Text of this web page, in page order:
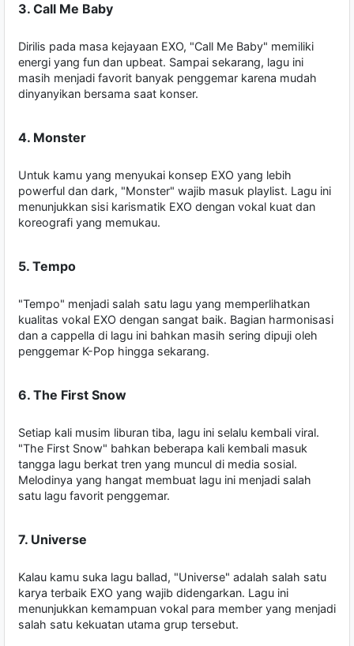
3. Call Me Baby
Dirilis pada masa kejayaan EXO, "Call Me Baby" memiliki
energi yang fun dan upbeat. Sampai sekarang, lagu ini
masih menjadi favorit banyak penggemar karena mudah
dinyanyikan bersama saat konser.
4. Monster
Untuk kamu yang menyukai konsep EXO yang lebih
powerful dan dark, "Monster" wajib masuk playlist. Lagu ini
menunjukkan sisi karismatik EXO dengan vokal kuat dan
koreografi yang memukau.
5. Tempo
"Tempo" menjadi salah satu lagu yang memperlihatkan
kualitas vokal EXO dengan sangat baik. Bagian harmonisasi
dan a cappella di lagu ini bahkan masih sering dipuji oleh
penggemar K-Pop hingga sekarang.
6. The First Snow
Setiap kali musim liburan tiba, lagu ini selalu kembali viral.
"The First Snow" bahkan beberapa kali kembali masuk
tangga lagu berkat tren yang muncul di media sosial.
Melodinya yang hangat membuat lagu ini menjadi salah
satu lagu favorit penggemar.
7. Universe
Kalau kamu suka lagu ballad, "Universe" adalah salah satu
karya terbaik EXO yang wajib didengarkan. Lagu ini
menunjukkan kemampuan vokal para member yang menjadi
salah satu kekuatan utama grup tersebut.